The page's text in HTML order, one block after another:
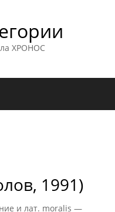
ХРОНОС
1991)
и лат. moralis —